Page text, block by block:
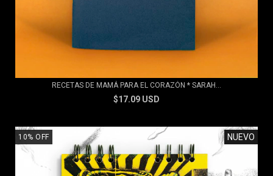
RECETAS DE MAMÁ PARA EL CORAZÓN * SARAH...
$17.09 USD
10% OFF NUEVO